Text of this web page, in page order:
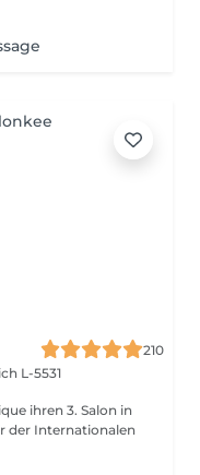
210
L-5531
ihren 3. Salon in